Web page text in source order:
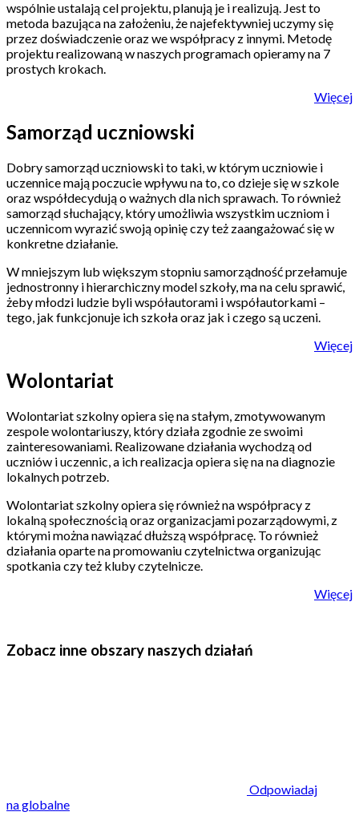
wspólnie ustalają cel projektu, planują je i realizują. Jest to
metoda bazująca na założeniu, że najefektywniej uczymy się
przez doświadczenie oraz we współpracy z innymi. Metodę
projektu realizowaną w naszych programach opieramy na 7
prostych krokach.
Więcej
Samorząd uczniowski
Dobry samorząd uczniowski to taki, w którym uczniowie i
uczennice mają poczucie wpływu na to, co dzieje się w szkole
oraz współdecydują o ważnych dla nich sprawach. To również
samorząd słuchający, który umożliwia wszystkim uczniom i
uczennicom wyrazić swoją opinię czy też zaangażować się w
konkretne działanie.
W mniejszym lub większym stopniu samorządność przełamuje
jednostronny i hierarchiczny model szkoły, ma na celu sprawić,
żeby młodzi ludzie byli współautorami i współautorkami –
tego, jak funkcjonuje ich szkoła oraz jak i czego są uczeni.
Więcej
Wolontariat
Wolontariat szkolny opiera się na stałym, zmotywowanym
zespole wolontariuszy, który działa zgodnie ze swoimi
zainteresowaniami. Realizowane działania wychodzą od
uczniów i uczennic, a ich realizacja opiera się na na diagnozie
lokalnych potrzeb.
Wolontariat szkolny opiera się również na współpracy z
lokalną społecznością oraz organizacjami pozarządowymi, z
którymi można nawiązać dłuższą współpracę. To również
działania oparte na promowaniu czytelnictwa organizując
spotkania czy też kluby czytelnicze.
Więcej
Zobacz inne obszary naszych działań
Odpowiadaj
na globalne